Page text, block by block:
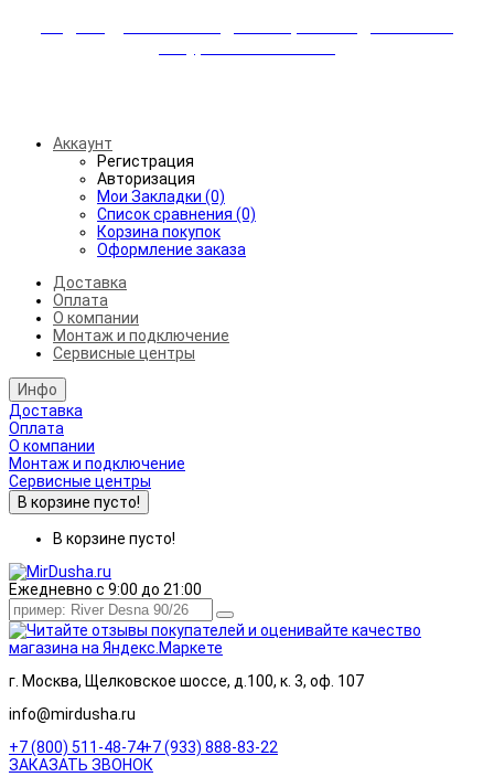
Аккаунт
Регистрация
Авторизация
Мои Закладки (0)
Список сравнения (0)
Корзина покупок
Оформление заказа
Доставка
Оплата
О компании
Монтаж и подключение
Сервисные центры
Инфо
Доставка
Оплата
О компании
Монтаж и подключение
Сервисные центры
В корзине пусто!
В корзине пусто!
Ежедневно с 9:00 до 21:00
г. Москва, Щелковское шоссе, д.100, к. 3, оф. 107
info@mirdusha.ru
+7 (800) 511-48-74+7 (933) 888-83-22
ЗАКАЗАТЬ ЗВОНОК